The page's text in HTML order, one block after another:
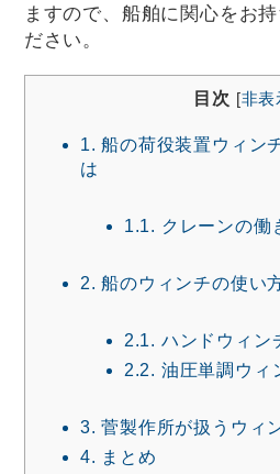
ますので、船舶に関心をお
ださい。
目次 [非表
1. 船の荷役装置ウィン
は
1.1. クレーンの働
2. 船のウィンチの使い
2.1. ハンドウィン
2.2. 油圧単調ウィ
3. 菅製作所が扱うウィ
4. まとめ